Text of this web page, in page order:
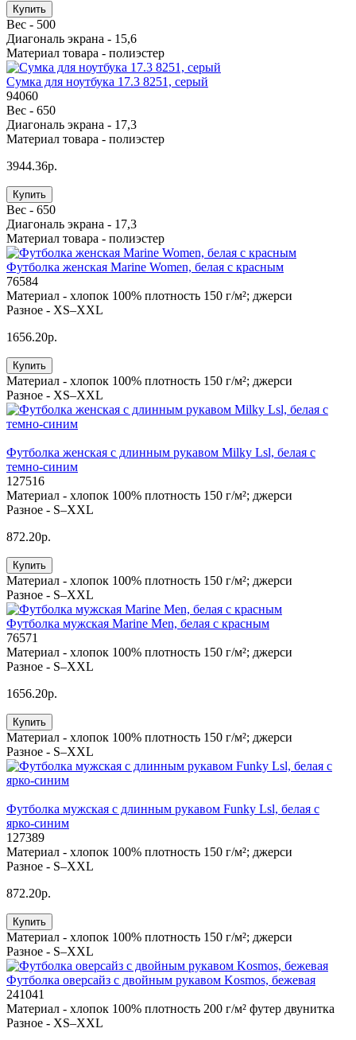
Купить
Вес - 500
Диагональ экрана - 15,6
Материал товара - полиэстер
Сумка для ноутбука 17.3 8251, серый
94060
Вес - 650
Диагональ экрана - 17,3
Материал товара - полиэстер
3944.36р.
Купить
Вес - 650
Диагональ экрана - 17,3
Материал товара - полиэстер
Футболка женская Marine Women, белая с красным
76584
Материал - хлопок 100% плотность 150 г/м²; джерси
Разное - XS–XXL
1656.20р.
Купить
Материал - хлопок 100% плотность 150 г/м²; джерси
Разное - XS–XXL
Футболка женская с длинным рукавом Milky Lsl, белая с
темно-синим
127516
Материал - хлопок 100% плотность 150 г/м²; джерси
Разное - S–XXL
872.20р.
Купить
Материал - хлопок 100% плотность 150 г/м²; джерси
Разное - S–XXL
Футболка мужская Marine Men, белая с красным
76571
Материал - хлопок 100% плотность 150 г/м²; джерси
Разное - S–XXL
1656.20р.
Купить
Материал - хлопок 100% плотность 150 г/м²; джерси
Разное - S–XXL
Футболка мужская с длинным рукавом Funky Lsl, белая с
ярко-синим
127389
Материал - хлопок 100% плотность 150 г/м²; джерси
Разное - S–XXL
872.20р.
Купить
Материал - хлопок 100% плотность 150 г/м²; джерси
Разное - S–XXL
Футболка оверсайз с двойным рукавом Kosmos, бежевая
241041
Материал - хлопок 100% плотность 200 г/м² футер двунитка
Разное - XS–XXL